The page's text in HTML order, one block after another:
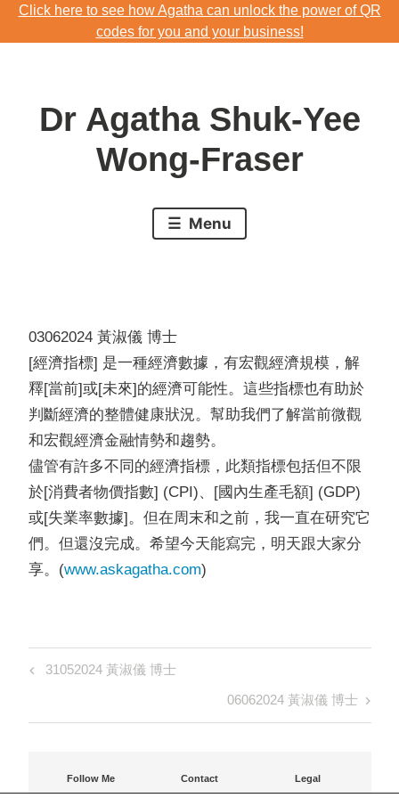
Skip
to
Click here to see how Agatha can unlock the power of QR
codes for you and your business!
codes for you and your business!
Dr Agatha Shuk-Yee
Wong-Fraser
Menu
03062024 黃淑儀 博士
[經濟指標] 是一種經濟數據，有宏觀經濟規模，解
釋[當前]或[未來]的經濟可能性。這些指標也有助於
判斷經濟的整體健康狀況。幫助我們了解當前微觀
和宏觀經濟金融情勢和趨勢。
儘管有許多不同的經濟指標，此類指標包括但不限
於[消費者物價指數] (CPI)、[國內生產毛額] (GDP)
或[失業率數據]。但在周末和之前，我一直在研究它
們。但還沒完成。希望今天能寫完，明天跟大家分
享。(www.askagatha.com)
Post
Previous
31052024 黃淑儀 博士
Next
Post
06062024 黃淑儀 博士
Follow Me Contact Legal